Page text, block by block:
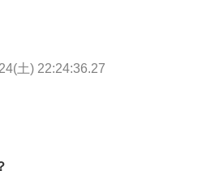
土) 22:24:36.27